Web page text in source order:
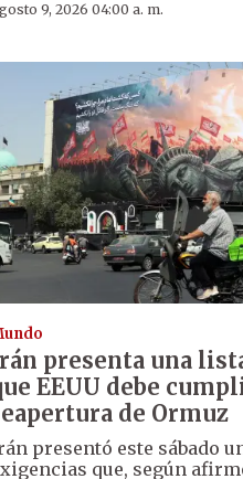
9, 2026 04:00 a. m.
presenta una
EEUU debe
de Ormuz
presentó este sábado
que, según